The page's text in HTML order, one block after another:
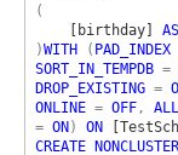
(
[birthday]
)WITH ( PAD_INDEX
SORT_IN_TEMPDB =
DROP_EXISTING =
ONLINE = OFF,
= ON) ON
CREATE